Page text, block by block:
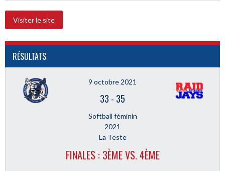
RÉSULTATS
9 octobre 2021
33 - 35
Softball féminin
2021
La Teste
FINALES : 3ÈME VS. 4ÈME